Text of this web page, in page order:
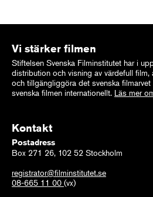
Vi stärker filmen
Stiftelsen Svenska Filminstitutet har i
distribution och visning av värdefull film,
och tillgängliggöra det svenska
svenska filmen internationellt. Läs mer
Kontakt
Postadress
Box 271 26, 102 52 Stockholm
registrator@filminstitutet.se
08-665 11 00 (vx)